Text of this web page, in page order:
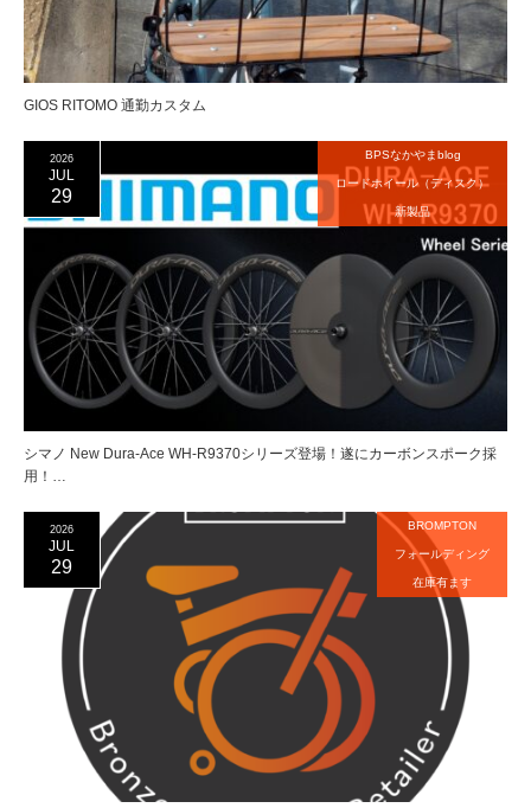
GIOS RITOMO 通勤カスタム
2026
JUL
29
BPSなかやまblog
ロードホイール（ディスク）
新製品
シマノ New Dura-Ace WH-R9370シリーズ登場！遂にカーボンスポーク採
用！…
2026
JUL
29
BROMPTON
フォールディング
在庫有ます